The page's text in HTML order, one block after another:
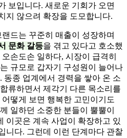
보입니다. 새로운 기회가 오면
지 않으려 확장을 도모합니다.
드는 꾸준히 매출이 성장하며
문화 갈등을 겪고 있다고 호소했
손도손 일하다, 시장이 급격히
규모로 갑자기 구성원이 늘어나
동종 업계에서 경력을 쌓아 온 소
류하면서 제각기 다른 목소리를
떻게 보면 행복한 고민이기도
일하던 소중한 분들이 뿔뿔이
이곳은 계속 사업이 확장하고 있
니다. 그런데 이런 단계마다 관찰